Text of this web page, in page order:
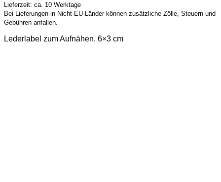
Lieferzeit: ca. 10 Werktage
Bei Lieferungen in Nicht-EU-Länder können zusätzliche Zölle, Steuern und
Gebühren anfallen.
Lederlabel zum Aufnähen, 6×3 cm